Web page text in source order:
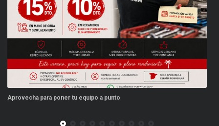
a punto